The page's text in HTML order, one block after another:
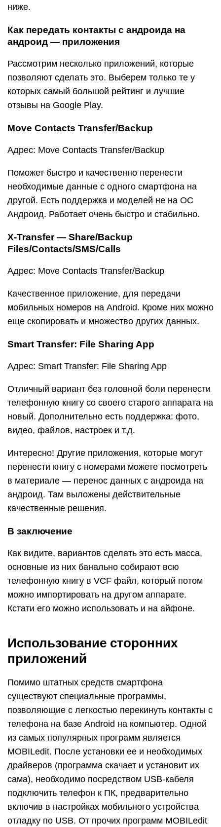
ниже.
Как передать контакты с андроида на
андроид — приложения
Рассмотрим несколько приложений, которые
позволяют сделать это. Выберем только те у
которых самый большой рейтинг и лучшие
отзывы на Google Play.
Move Contacts Transfer/Backup
Адрес: Move Contacts Transfer/Backup
Поможет быстро и качественно перенести
необходимые данные с одного смартфона на
другой. Есть поддержка и моделей не на ОС
Андроид. Работает очень быстро и стабильно.
X-Transfer — Share/Backup
Files/Contacts/SMS/Calls
Адрес: Move Contacts Transfer/Backup
Качественное приложение, для передачи
мобильных номеров на Android. Кроме них можно
еще скопировать и множество других данных.
Smart Transfer: File Sharing App
Адрес: Smart Transfer: File Sharing App
Отличный вариант без головной боли перенести
телефонную книгу со своего старого аппарата на
новый. Дополнительно есть поддержка: фото,
видео, файлов, настроек и т.д.
Интересно! Другие приложения, которые могут
перенести книгу с номерами можете посмотреть
в материале — перенос данных с андроида на
андроид. Там выложены действительные
качественные решения.
В заключение
Как видите, вариантов сделать это есть масса,
основные из них банально собирают всю
телефонную книгу в VCF файл, который потом
можно импортировать на другом аппарате.
Кстати его можно использовать и на айфоне.
Использование сторонних
приложений
Помимо штатных средств смартфона
существуют специальные программы,
позволяющие с легкостью перекинуть контакты с
телефона на базе Android на компьютер. Одной
из самых популярных программ является
MOBILedit. После установки ее и необходимых
драйверов (программа скачает и установит их
сама), необходимо посредством USB-кабеля
подключить телефон к ПК, предварительно
включив в настройках мобильного устройства
отладку по USB. От прочих программ MOBILedit